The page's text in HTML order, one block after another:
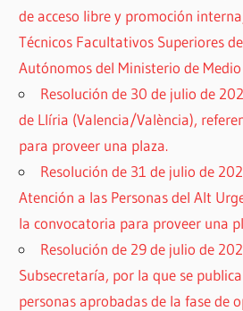
de acceso libre y promoción
Técnicos Facultativos Superiores
Autónomos del Ministerio de
Resolución de 30 de julio de
de Llíria (Valencia/València),
para proveer una plaza.
Resolución de 31 de julio de
Atención a las Personas del Alt
la convocatoria para proveer una
Resolución de 29 de julio de
Subsecretaría, por la que se
personas aprobadas de la fase de